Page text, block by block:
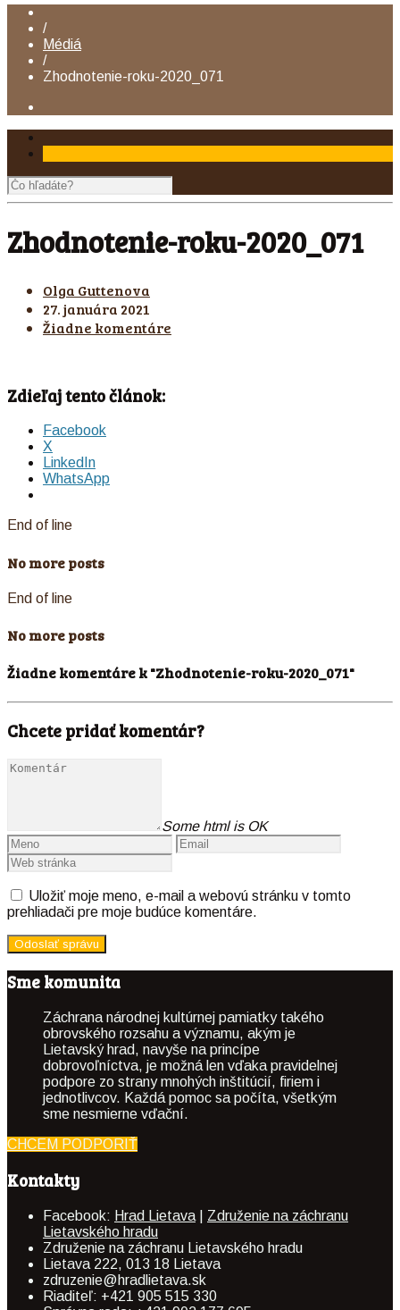
/
Médiá
/
Zhodnotenie-roku-2020_071
Zhodnotenie-roku-2020_071
Olga Guttenova
27. januára 2021
Žiadne komentáre
Zdieľaj tento článok:
Facebook
X
LinkedIn
WhatsApp
End of line
No more posts
End of line
No more posts
Žiadne komentáre k "Zhodnotenie-roku-2020_071"
Chcete pridať komentár?
Some html is OK
Uložiť moje meno, e-mail a webovú stránku v tomto
prehliadači pre moje budúce komentáre.
Sme komunita
Záchrana národnej kultúrnej pamiatky takého
obrovského rozsahu a významu, akým je
Lietavský hrad, navyše na princípe
dobrovoľníctva, je možná len vďaka pravidelnej
podpore zo strany mnohých inštitúcií, firiem i
jednotlivcov. Každá pomoc sa počíta, všetkým
sme nesmierne vďační.
CHCEM PODPORIŤ
Kontakty
Facebook: Hrad Lietava
Združenie na záchranu
Lietavského hradu
Združenie na záchranu Lietavského hradu
Lietava 222, 013 18 Lietava
zdruzenie@hradlietava.sk
Riaditeľ: +421 905 515 330